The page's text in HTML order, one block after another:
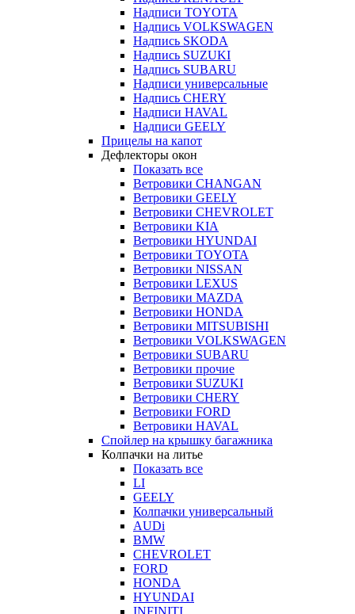
Надписи TOYOTA
Надпись VOLKSWAGEN
Надпись SKODA
Надпись SUZUKI
Надпись SUBARU
Надписи универсальные
Надпись CHERY
Надписи HAVAL
Надписи GEELY
Прицелы на капот
Дефлекторы окон
Показать все
Ветровики CHANGAN
Ветровики GEELY
Ветровики CHEVROLET
Ветровики KIA
Ветровики HYUNDAI
Ветровики TOYOTA
Ветровики NISSAN
Ветровики LEXUS
Ветровики MAZDA
Ветровики HONDA
Ветровики MITSUBISHI
Ветровики VOLKSWAGEN
Ветровики SUBARU
Ветровики прочие
Ветровики SUZUKI
Ветровики CHERY
Ветровики FORD
Ветровики HAVAL
Спойлер на крышку багажника
Колпачки на литье
Показать все
LI
GEELY
Колпачки универсальный
AUDi
BMW
CHEVROLET
FORD
HONDA
HYUNDAI